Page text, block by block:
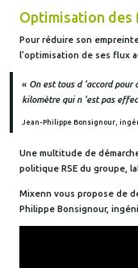
Optimisation des
Pour réduire son
l’optimisation de ses flux
« On est tous d ‘accord
kilomètre qui n ‘est pas
Jean-Philippe Bonsignour,
Une multitude de
politique RSE du groupe,
Mixenn vous propose de
Philippe Bonsignour,